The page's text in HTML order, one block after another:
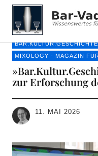
Bar-
MIXOLOGY - MAGAZIN
zur Erforschung
11. MAI 2026